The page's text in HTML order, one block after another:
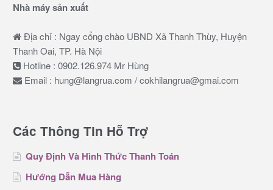
Nhà máy sản xuất
Địa chỉ : Ngay cổng chào UBND Xã Thanh Thùy, Huyện
Thanh Oai, TP. Hà Nội
Hotline : 0902.126.974 Mr Hùng
Email : hung@langrua.com / cokhilangrua@gmai.com
Các Thông Tin Hỗ Trợ
Quy Định Và Hình Thức Thanh Toán
Hướng Dẫn Mua Hàng